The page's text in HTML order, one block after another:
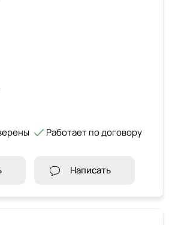
Работает по договору
Написать